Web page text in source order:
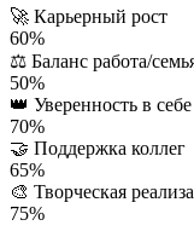
🚀 Карьерный рост
60%
⚖️ Баланс работа/
50%
👑 Уверенность в себе
70%
🤝 Поддержка коллег
65%
🎨 Творческая
75%